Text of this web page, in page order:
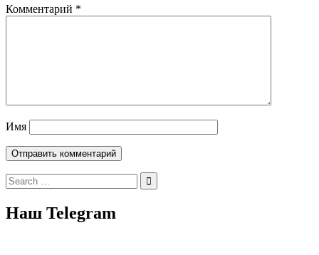
Комментарий *
Имя
Search
for:
Наш Telegram